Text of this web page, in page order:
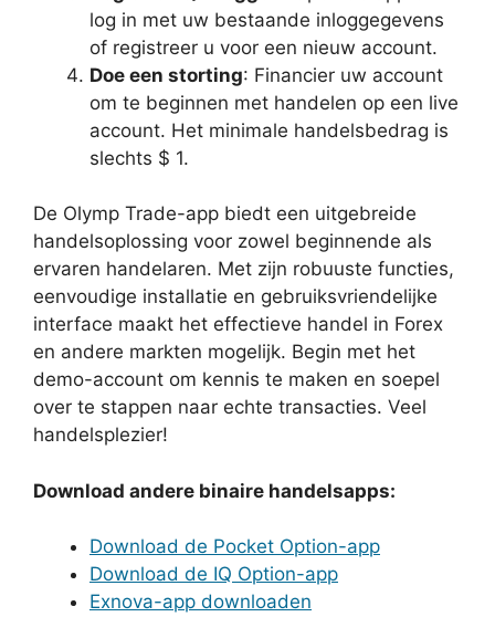
log in met uw bestaande inloggegevens
of registreer u voor een nieuw account.
Doe een storting: Financier uw account
om te beginnen met handelen op een live
account. Het minimale handelsbedrag is
slechts $ 1.
De Olymp Trade-app biedt een uitgebreide
handelsoplossing voor zowel beginnende als
ervaren handelaren. Met zijn robuuste functies,
eenvoudige installatie en gebruiksvriendelijke
interface maakt het effectieve handel in Forex
en andere markten mogelijk. Begin met het
demo-account om kennis te maken en soepel
over te stappen naar echte transacties. Veel
handelsplezier!
Download andere binaire handelsapps:
Download de Pocket Option-app
Download de IQ Option-app
Exnova-app downloaden